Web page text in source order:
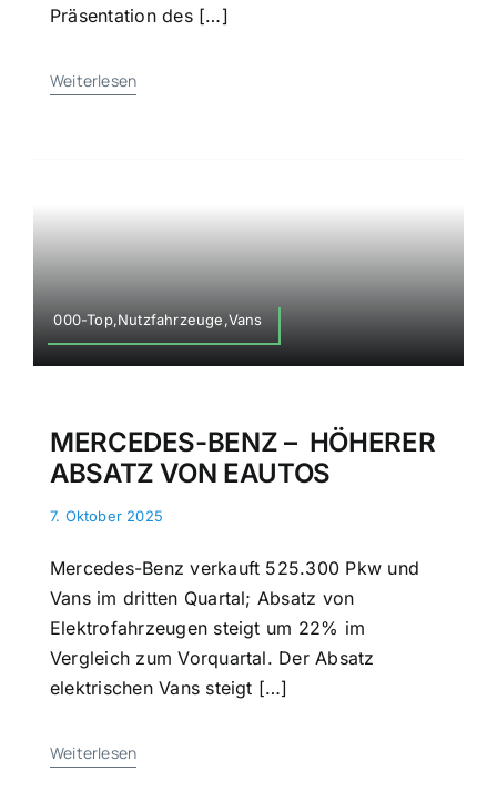
Präsentation des […]
Weiterlesen
000-Top,Nutzfahrzeuge,Vans
MERCEDES-BENZ – HÖHERER
ABSATZ VON EAUTOS
7. Oktober 2025
Mercedes-Benz verkauft 525.300 Pkw und
Vans im dritten Quartal; Absatz von
Elektrofahrzeugen steigt um 22% im
Vergleich zum Vorquartal. Der Absatz
elektrischen Vans steigt […]
Weiterlesen